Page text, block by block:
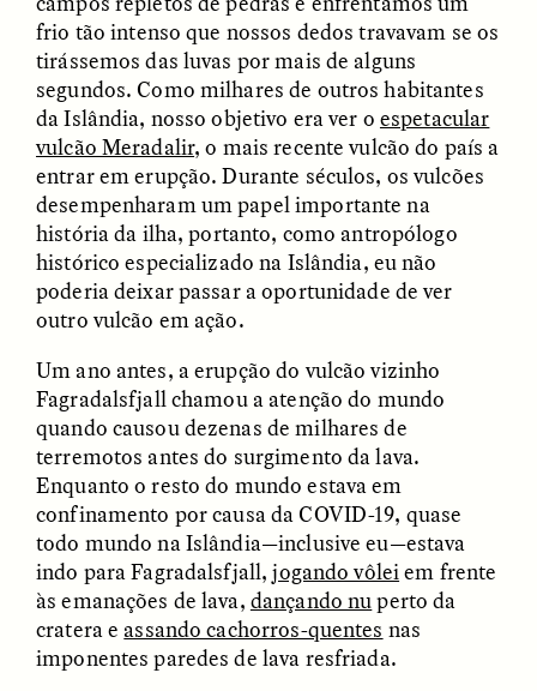
ESSAY /IN FLUX
Connections and
Conflicts With Seals in
a Scottish Archipelago
CAMELLIA BISWAS
POEM / BORDERLANDS
Sounding the Border
UZMA FALAK
ESSAY /PHENOMENON ESSAY /
frio tão intenso que nossos dedos travavam se os
tirássemos das luvas por mais de alguns
segundos. Como milhares de outros habitantes
da Islândia, nosso objetivo era ver o espetacular
vulcão Meradalir, o mais recente vulcão do país a
entrar em erupção. Durante séculos, os vulcões
desempenharam um papel importante na
história da ilha, portanto, como antropólogo
histórico especializado na Islândia, eu não
poderia deixar passar a oportunidade de ver
outro vulcão em ação.
Um ano antes, a erupção do vulcão vizinho
Fagradalsfjall chamou a atenção do mundo
quando causou dezenas de milhares de
terremotos antes do surgimento da lava.
Enquanto o resto do mundo estava em
confinamento por causa da COVID-19, quase
todo mundo na Islândia—inclusive eu—estava
indo para Fagradalsfjall,jogando vôleiem frente
às emanações de lava, dançando nuperto da
cratera e assando cachorros-quentes nas
imponentes paredes de lava resfriada.